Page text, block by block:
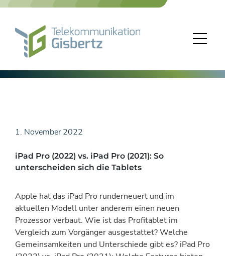
Skip
1. November 2022
iPad Pro (2022) vs. iPad Pro (2021): So
unterscheiden sich die Tablets
Apple hat das iPad Pro runderneuert und im
aktuellen Modell unter anderem einen neuen
Prozessor verbaut. Wie ist das Profitablet im
Vergleich zum Vorgänger ausgestattet? Welche
Gemeinsamkeiten und Unterschiede gibt es? iPad Pro